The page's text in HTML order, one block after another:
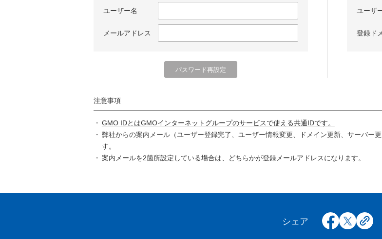
ユーザー名
メールアドレス
ユーザ
登録ド
注意事項
GMO IDとはGMOインターネットグループのサービスで使える共通IDです。
弊社からの案内メール（ユーザー登録完了、ユーザー情報変更、ドメイン更新、サーバー
す。
案内メールを2箇所設定している場合は、どちらかが登録メールアドレスになります。
シェア facebook
x